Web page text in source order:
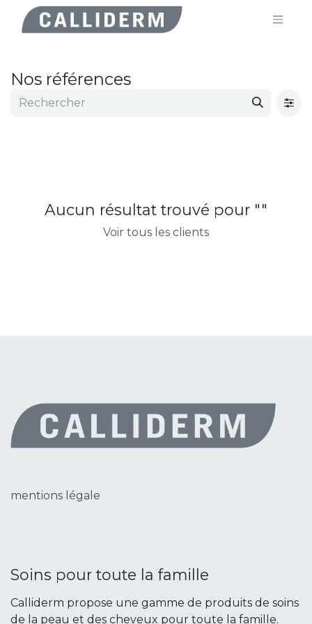
Nos références
Aucun résultat trouvé pour ""
Voir tous les clients
mentions légale
Soins pour toute la famille
Calliderm propose une gamme de produits de soins
de la peau et des cheveux pour toute la famille.